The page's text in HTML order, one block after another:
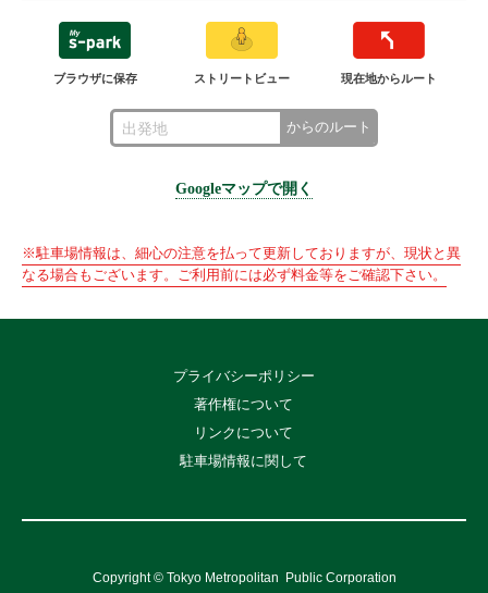
ブラウザに保存 ストリートビュー 現在地からルート
からのルート
Googleマップで開く
※駐車場情報は、細心の注意を払って更新しておりますが、現状と異
なる場合もございます。ご利用前には必ず料金等をご確認下さい。
プライバシーポリシー
著作権について
リンクについて
駐車場情報に関して
Copyright © Tokyo Metropolitan Public Corporation